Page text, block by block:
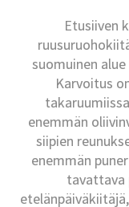
Etusiiven
suomuinen
Karvoitus
enemmän
siipien
enemmän
tavattava